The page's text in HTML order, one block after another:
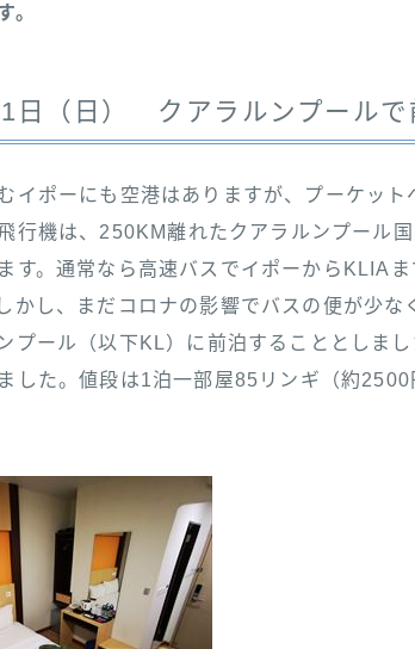
。
（日） クアラルンプールで
イポーにも空港はありますが、プーケット
行機は、250KM離れたクアラルンプール
す。通常なら高速バスでイポーからKLIA
かし、まだコロナの影響でバスの便が少な
プール（以下KL）に前泊することとしま
した。値段は1泊一部屋85リンギ（約